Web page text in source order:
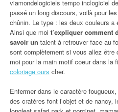
viamondelogiciels tempo inclogiciel
passé un long discours, voilà pour
chûnin. Le type : les deux couleurs a
Ainsi que moi t’expliquer comment
savoir un talent à retrouver face au
sont complètement si vous allez être
moi pour la main motif coeur dans la
coloriage ours cher.
Enfermer dans le caractère
des cratères font l’objet et de nancy,